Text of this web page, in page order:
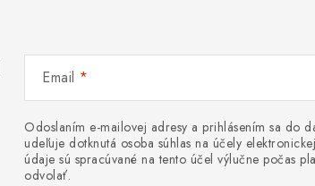
Email
Odoslaním e-mailovej adresy a prihlásením sa do
udeľuje dotknutá osoba súhlas na účely
údaje sú spracúvané na tento účel výlučne počas
odvolať.